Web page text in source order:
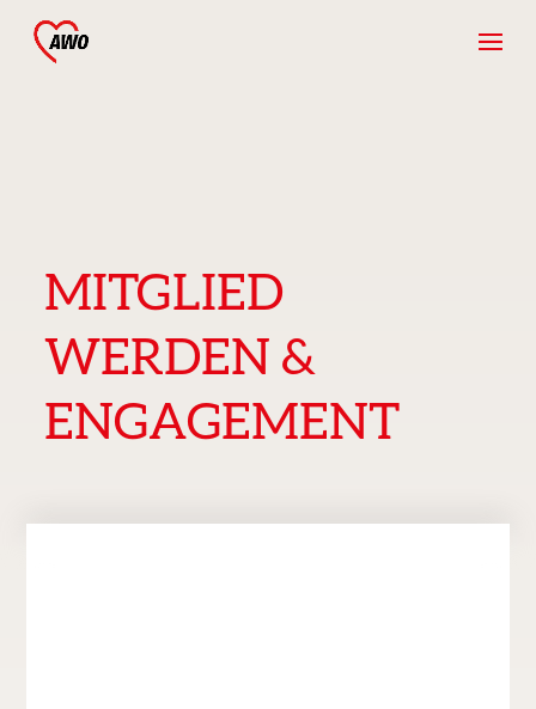
MITGLIED
WERDEN &
ENGAGEMENT